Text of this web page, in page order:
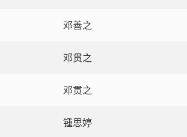
邓善之
邓贯之
邓贯之
锺思婷